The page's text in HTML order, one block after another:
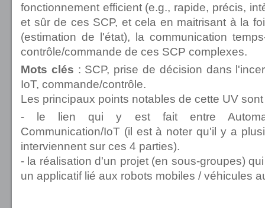
fonctionnement efficient (e.g., rapide, précis,
et sûr de ces SCP, et cela en maitrisant à la
(estimation de l'état), la communication
contrôle/commande de ces SCP complexes.
Mots clés : SCP, prise de décision dans
IoT, commande/contrôle.
Les principaux points notables de cette UV sont
- le lien qui y est fait entre
Communication/IoT (il est à noter qu'il y a
interviennent sur ces 4 parties).
- la réalisation d'un projet (en sous-groupes)
un applicatif lié aux robots mobiles / véhicules